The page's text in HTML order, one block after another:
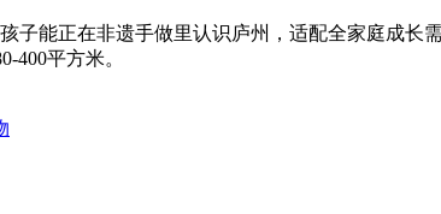
正在非遗手做里认识庐州，适配全家庭成长需
400平方米。